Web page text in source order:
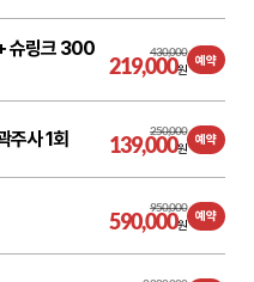
슈링크 300
430,000
219,000원
예약
주사 1회 250,000
139,000원
예약
950,000
590,000원
예약